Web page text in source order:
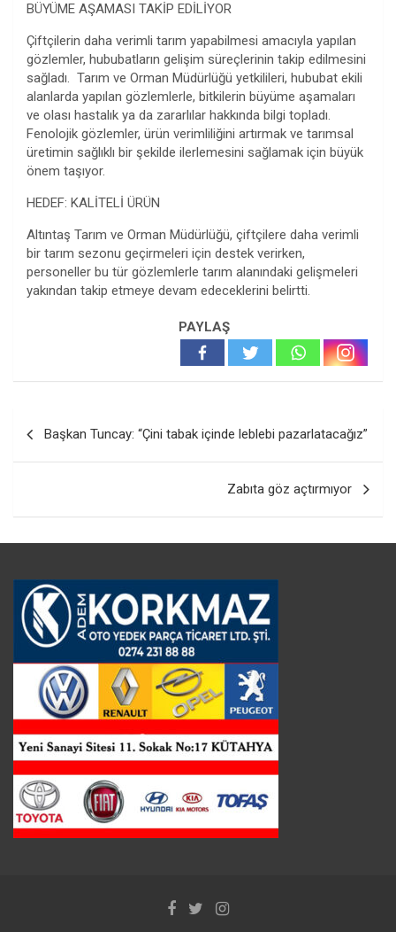
BÜYÜME AŞAMASI TAKİP EDİLİYOR
Çiftçilerin daha verimli tarım yapabilmesi amacıyla yapılan
gözlemler, hububatların gelişim süreçlerinin takip edilmesini
sağladı. Tarım ve Orman Müdürlüğü yetkilileri, hububat ekili
alanlarda yapılan gözlemlerle, bitkilerin büyüme aşamaları
ve olası hastalık ya da zararlılar hakkında bilgi topladı.
Fenolojik gözlemler, ürün verimliliğini artırmak ve tarımsal
üretimin sağlıklı bir şekilde ilerlemesini sağlamak için büyük
önem taşıyor.
HEDEF: KALİTELİ ÜRÜN
Altıntaş Tarım ve Orman Müdürlüğü, çiftçilere daha verimli
bir tarım sezonu geçirmeleri için destek verirken,
personeller bu tür gözlemlerle tarım alanındaki gelişmeleri
yakından takip etmeye devam edeceklerini belirtti.
PAYLAŞ
gezinmesi
Başkan Tuncay: “Çini tabak içinde leblebi pazarlatacağız”
Zabıta göz açtırmıyor